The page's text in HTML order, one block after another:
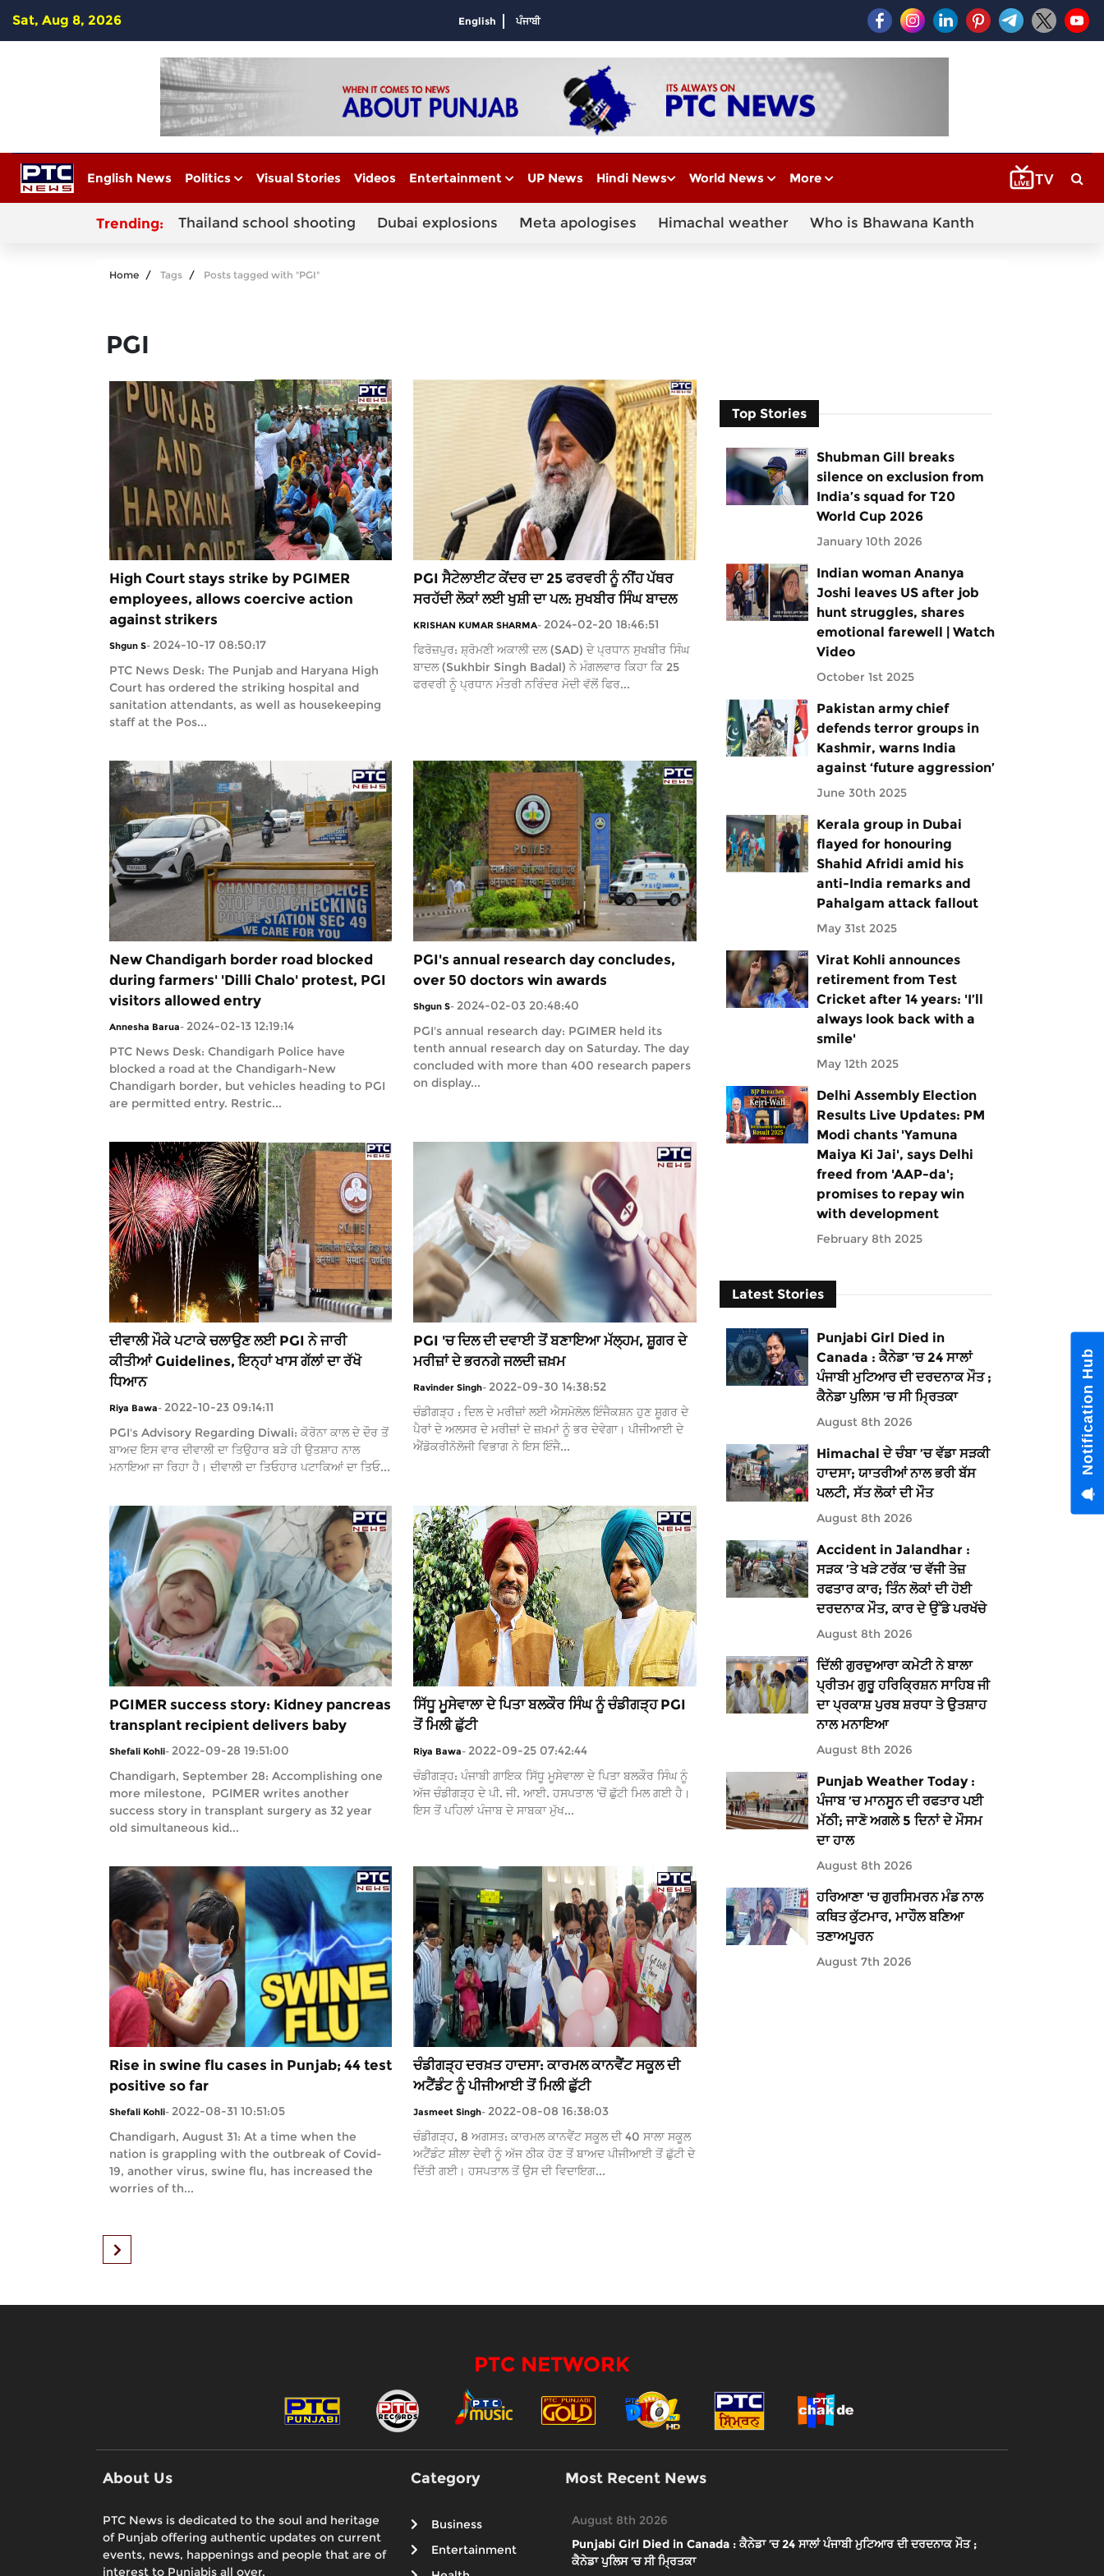
Sat, Aug 8, 2026 English ਪੰਜਾਬੀ
English News Politics Visual Stories Videos Entertainment UP News Hindi News World News More
Trending: Thailand school shooting Dubai explosions Meta apologises Himachal weather Who is Bhawana Kanth
Home Tags Posts tagged with "PGI"
PGI
High Court stays strike by PGIMER
employees, allows coercive action
against strikers
Shgun S- 2024-10-17 08:50:17
PTC News Desk: The Punjab and Haryana High
Court has ordered the striking hospital and
sanitation attendants, as well as housekeeping
staff at the Pos...
PGI ਸੈਟੇਲਾਈਟ ਕੇਂਦਰ ਦਾ 25 ਫਰਵਰੀ ਨੂੰ ਨੀਂਹ ਪੱਥਰ
ਸਰਹੱਦੀ ਲੋਕਾਂ ਲਈ ਖੁਸ਼ੀ ਦਾ ਪਲ: ਸੁਖਬੀਰ ਸਿੰਘ ਬਾਦਲ
KRISHAN KUMAR SHARMA- 2024-02-20 18:46:51
ਫਿਰੋਜ਼ਪੁਰ: ਸ਼੍ਰੋਮਣੀ ਅਕਾਲੀ ਦਲ (SAD) ਦੇ ਪ੍ਰਧਾਨ ਸੁਖਬੀਰ ਸਿੰਘ
ਬਾਦਲ (Sukhbir Singh Badal) ਨੇ ਮੰਗਲਵਾਰ ਕਿਹਾ ਕਿ 25
ਫਰਵਰੀ ਨੂੰ ਪ੍ਰਧਾਨ ਮੰਤਰੀ ਨਰਿੰਦਰ ਮੋਦੀ ਵੱਲੋਂ ਫਿਰ...
New Chandigarh border road blocked
during farmers' 'Dilli Chalo' protest, PGI
visitors allowed entry
Annesha Barua- 2024-02-13 12:19:14
PTC News Desk: Chandigarh Police have
blocked a road at the Chandigarh-New
Chandigarh border, but vehicles heading to PGI
are permitted entry. Restric...
PGI's annual research day concludes,
over 50 doctors win awards
Shgun S- 2024-02-03 20:48:40
PGI's annual research day: PGIMER held its
tenth annual research day on Saturday. The day
concluded with more than 400 research papers
on display...
ਦੀਵਾਲੀ ਮੌਕੇ ਪਟਾਕੇ ਚਲਾਉਣ ਲਈ PGI ਨੇ ਜਾਰੀ
ਕੀਤੀਆਂ Guidelines, ਇਨ੍ਹਾਂ ਖਾਸ ਗੱਲਾਂ ਦਾ ਰੱਖੋ
ਧਿਆਨ
Riya Bawa- 2022-10-23 09:14:11
PGI's Advisory Regarding Diwali: ਕੋਰੋਨਾ ਕਾਲ ਦੇ ਦੌਰ ਤੋਂ
ਬਾਅਦ ਇਸ ਵਾਰ ਦੀਵਾਲੀ ਦਾ ਤਿਉਹਾਰ ਬੜੇ ਹੀ ਉਤਸ਼ਾਹ ਨਾਲ
ਮਨਾਇਆ ਜਾ ਰਿਹਾ ਹੈ। ਦੀਵਾਲੀ ਦਾ ਤਿਓਹਾਰ ਪਟਾਕਿਆਂ ਦਾ ਤਿਓ...
PGI 'ਚ ਦਿਲ ਦੀ ਦਵਾਈ ਤੋਂ ਬਣਾਇਆ ਮੱਲ੍ਹਮ, ਸ਼ੂਗਰ ਦੇ
ਮਰੀਜ਼ਾਂ ਦੇ ਭਰਨਗੇ ਜਲਦੀ ਜ਼ਖ਼ਮ
Ravinder Singh- 2022-09-30 14:38:52
ਚੰਡੀਗੜ੍ਹ : ਦਿਲ ਦੇ ਮਰੀਜ਼ਾਂ ਲਈ ਐਸਮੋਲੋਲ ਇੰਜੈਕਸ਼ਨ ਹੁਣ ਸ਼ੂਗਰ ਦੇ
ਪੈਰਾਂ ਦੇ ਅਲਸਰ ਦੇ ਮਰੀਜ਼ਾਂ ਦੇ ਜ਼ਖ਼ਮਾਂ ਨੂੰ ਭਰ ਦੇਵੇਗਾ। ਪੀਜੀਆਈ ਦੇ
ਐਂਡੋਕਰੀਨੋਲੋਜੀ ਵਿਭਾਗ ਨੇ ਇਸ ਇੰਜੈ...
PGIMER success story: Kidney pancreas
transplant recipient delivers baby
Shefali Kohli- 2022-09-28 19:51:00
Chandigarh, September 28: Accomplishing one
more milestone, PGIMER writes another
success story in transplant surgery as 32 year
old simultaneous kid...
ਸਿੱਧੂ ਮੂਸੇਵਾਲਾ ਦੇ ਪਿਤਾ ਬਲਕੌਰ ਸਿੰਘ ਨੂੰ ਚੰਡੀਗੜ੍ਹ PGI
ਤੋਂ ਮਿਲੀ ਛੁੱਟੀ
Riya Bawa- 2022-09-25 07:42:44
ਚੰਡੀਗੜ੍ਹ: ਪੰਜਾਬੀ ਗਾਇਕ ਸਿੱਧੂ ਮੂਸੇਵਾਲਾ ਦੇ ਪਿਤਾ ਬਲਕੌਰ ਸਿੰਘ ਨੂੰ
ਅੱਜ ਚੰਡੀਗੜ੍ਹ ਦੇ ਪੀ. ਜੀ. ਆਈ. ਹਸਪਤਾਲ 'ਚੋਂ ਛੁੱਟੀ ਮਿਲ ਗਈ ਹੈ।
ਇਸ ਤੋਂ ਪਹਿਲਾਂ ਪੰਜਾਬ ਦੇ ਸਾਬਕਾ ਮੁੱਖ...
Rise in swine flu cases in Punjab; 44 test
positive so far
Shefali Kohli- 2022-08-31 10:51:05
Chandigarh, August 31: At a time when the
nation is grappling with the outbreak of Covid-
19, another virus, swine flu, has increased the
worries of th...
ਚੰਡੀਗੜ੍ਹ ਦਰਖ਼ਤ ਹਾਦਸਾ: ਕਾਰਮਲ ਕਾਨਵੈਂਟ ਸਕੂਲ ਦੀ
ਅਟੈਂਡੰਟ ਨੂੰ ਪੀਜੀਆਈ ਤੋਂ ਮਿਲੀ ਛੁੱਟੀ
Jasmeet Singh- 2022-08-08 16:38:03
ਚੰਡੀਗੜ੍ਹ, 8 ਅਗਸਤ: ਕਾਰਮਲ ਕਾਨਵੈਂਟ ਸਕੂਲ ਦੀ 40 ਸਾਲਾ ਸਕੂਲ
ਅਟੈਂਡੰਟ ਸ਼ੀਲਾ ਦੇਵੀ ਨੂੰ ਅੱਜ ਠੀਕ ਹੋਣ ਤੋਂ ਬਾਅਦ ਪੀਜੀਆਈ ਤੋਂ ਛੁੱਟੀ ਦੇ
ਦਿੱਤੀ ਗਈ। ਹਸਪਤਾਲ ਤੋਂ ਉਸ ਦੀ ਵਿਦਾਇਗ...
Top Stories
Shubman Gill breaks
silence on exclusion from
India’s squad for T20
World Cup 2026
January 10th 2026
Indian woman Ananya
Joshi leaves US after job
hunt struggles, shares
emotional farewell | Watch
Video
October 1st 2025
Pakistan army chief
defends terror groups in
Kashmir, warns India
against ‘future aggression’
June 30th 2025
Kerala group in Dubai
flayed for honouring
Shahid Afridi amid his
anti-India remarks and
Pahalgam attack fallout
May 31st 2025
Virat Kohli announces
retirement from Test
Cricket after 14 years: 'I’ll
always look back with a
smile'
May 12th 2025
Delhi Assembly Election
Results Live Updates: PM
Modi chants 'Yamuna
Maiya Ki Jai', says Delhi
freed from 'AAP-da';
promises to repay win
with development
February 8th 2025
Latest Stories
Punjabi Girl Died in
Canada : ਕੈਨੇਡਾ ’ਚ 24 ਸਾਲਾਂ
ਪੰਜਾਬੀ ਮੁਟਿਆਰ ਦੀ ਦਰਦਨਾਕ ਮੌਤ ;
ਕੈਨੇਡਾ ਪੁਲਿਸ ’ਚ ਸੀ ਮ੍ਰਿਤਕਾ
August 8th 2026
Himachal ਦੇ ਚੰਬਾ ’ਚ ਵੱਡਾ ਸੜਕੀ
ਹਾਦਸਾ; ਯਾਤਰੀਆਂ ਨਾਲ ਭਰੀ ਬੱਸ
ਪਲਟੀ, ਸੱਤ ਲੋਕਾਂ ਦੀ ਮੌਤ
August 8th 2026
Accident in Jalandhar :
ਸੜਕ ’ਤੇ ਖੜੇ ਟਰੱਕ ’ਚ ਵੱਜੀ ਤੇਜ਼
ਰਫਤਾਰ ਕਾਰ; ਤਿੰਨ ਲੋਕਾਂ ਦੀ ਹੋਈ
ਦਰਦਨਾਕ ਮੌਤ, ਕਾਰ ਦੇ ਉੱਡੇ ਪਰਖੱਚੇ
August 8th 2026
ਦਿੱਲੀ ਗੁਰਦੁਆਰਾ ਕਮੇਟੀ ਨੇ ਬਾਲਾ
ਪ੍ਰੀਤਮ ਗੁਰੂ ਹਰਿਕ੍ਰਿਸ਼ਨ ਸਾਹਿਬ ਜੀ
ਦਾ ਪ੍ਰਕਾਸ਼ ਪੁਰਬ ਸ਼ਰਧਾ ਤੇ ਉਤਸ਼ਾਹ
ਨਾਲ ਮਨਾਇਆ
August 8th 2026
Punjab Weather Today :
ਪੰਜਾਬ ’ਚ ਮਾਨਸੂਨ ਦੀ ਰਫਤਾਰ ਪਈ
ਮੱਠੀ; ਜਾਣੋ ਅਗਲੇ 5 ਦਿਨਾਂ ਦੇ ਮੌਸਮ
ਦਾ ਹਾਲ
August 8th 2026
ਹਰਿਆਣਾ 'ਚ ਗੁਰਸਿਮਰਨ ਮੰਡ ਨਾਲ
ਕਥਿਤ ਕੁੱਟਮਾਰ, ਮਾਹੌਲ ਬਣਿਆ
ਤਣਾਅਪੂਰਨ
August 7th 2026
PTC NETWORK
About Us
PTC News is dedicated to the soul and heritage
of Punjab offering authentic updates on current
events, news, happenings and people that are of
interest to Punjabis all over.
Category
Business
Entertainment
Most Recent News
August 8th 2026
Punjabi Girl Died in Canada : ਕੈਨੇਡਾ ’ਚ 24 ਸਾਲਾਂ ਪੰਜਾਬੀ ਮੁਟਿਆਰ ਦੀ ਦਰਦਨਾਕ ਮੌਤ ;
ਕੈਨੇਡਾ ਪੁਲਿਸ ’ਚ ਸੀ ਮ੍ਰਿਤਕਾ
Notification Hub